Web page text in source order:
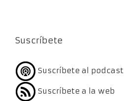
Suscríbete
Suscríbete al podcast
Suscríbete a la web